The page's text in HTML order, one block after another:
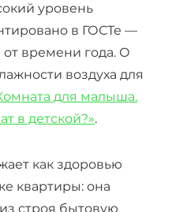
уровень
в ГОСТе —
от времени года. О
воздуха для
для малыша.
в детской?».
как здоровью
квартиры: она
строя бытовую